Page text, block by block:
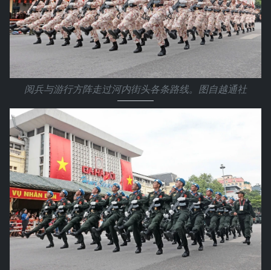
阅兵与游行方阵走过河内街头各条路线。图自越通社